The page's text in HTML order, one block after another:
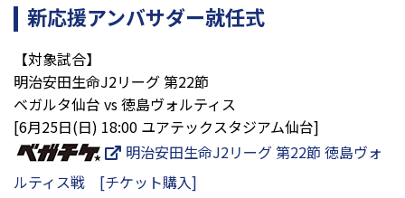
新応援アンバサダー就任式
【対象試合】
明治安田生命J2リーグ 第22節
ベガルタ仙台 vs 徳島ヴォルティス
[6月25日(日) 18:00 ユアテックスタジアム仙台]
明治安田生命J2リーグ 第22節 徳島ヴォ
ルティス戦 [チケット購入]